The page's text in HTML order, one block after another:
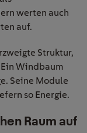
werten auch
auf.
Struktur,
Windbaum
Seine Module
so Energie.
Raum auf